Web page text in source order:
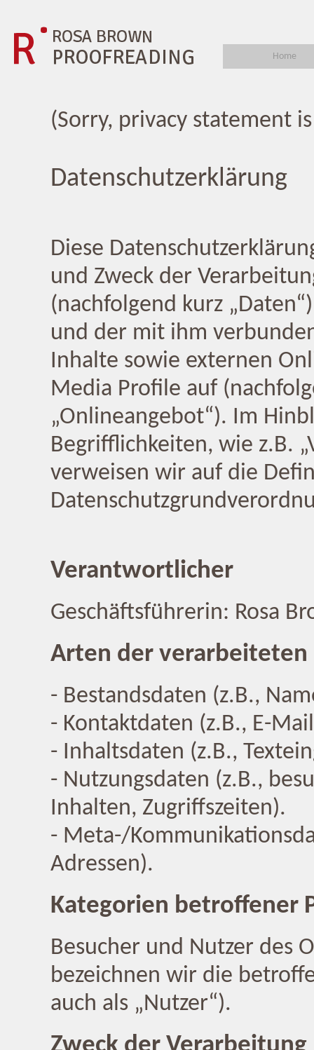
Home
(Sorry, privacy statement
Datenschutzerklärung
Diese
und Zweck der
(nachfolgend kurz
und der mit ihm
Inhalte sowie externen
Media Profile auf
„Onlineangebot“). Im
Begrifflichkeiten, wie z.B.
verweisen wir auf die
Verantwortlicher
Geschäftsführerin: Rosa
Arten der verarbeiteten
- Bestandsdaten (z.B.,
- Kontaktdaten (z.B., E-
- Inhaltsdaten (z.B.,
- Nutzungsdaten (z.B.,
Inhalten, Zugriffszeiten).
- Meta-/
Adressen).
Kategorien betroffener
Besucher und Nutzer des
bezeichnen wir die
auch als „Nutzer“).